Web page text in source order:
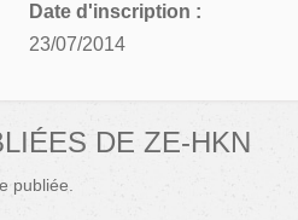
Date d'inscription :
23/07/2014
DE ZE-HKN
publiée.